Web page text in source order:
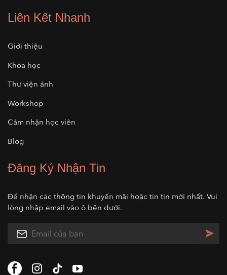
Liên Kết Nhanh
Giới thiệu
Khóa học
Thư viện ảnh
Workshop
Cảm nhận học viên
Blog
Đăng Ký Nhận Tin
Để nhận các thông tin khuyến mãi hoặc tin tin mới nhất. Vui
lòng nhập email vào ô bên dưới.